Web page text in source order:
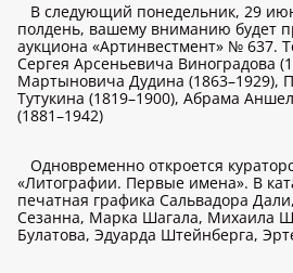
В следующий понедельник, 29
полдень, вашему вниманию будет
аукциона «Артинвестмент» № 637.
Сергея Арсеньевича Виноградова
Мартыновича Дудина (1863–1929),
Тутукина (1819–1900), Абрама
(1881–1942)
Одновременно откроется
«Литографии. Первые имена». В
печатная графика Сальвадора
Сезанна, Марка Шагала, Михаила
Булатова, Эдуарда Штейнберга,